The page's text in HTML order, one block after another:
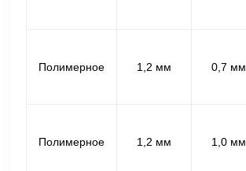
Полимерное 1,2 мм 0,7 мм
Полимерное 1,2 мм 1,0 мм